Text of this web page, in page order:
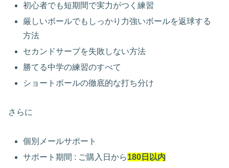
初心者でも短期間で実力がつく練習
厳しいボールでもしっかり力強いボールを返球する
方法
セカンドサーブを失敗しない方法
勝てる中学の練習のすべて
ショートボールの徹底的な打ち分け
さらに
個別メールサポート
サポート期間 : ご購入日から180日以内